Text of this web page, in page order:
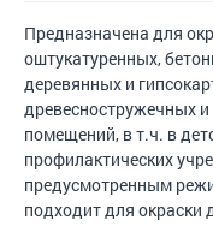
Предназначена для
оштукатуренных,
деревянных и
древесностружечных
помещений, в т.ч. в
профилактических
предусмотренным
подходит для окраски